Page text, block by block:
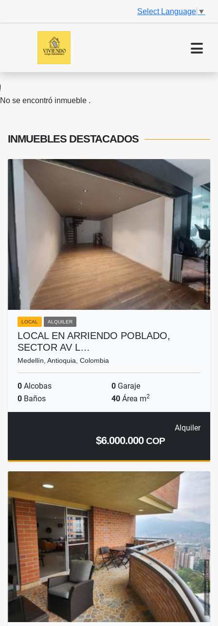
Select Language ▼
No se encontró inmueble .
INMUEBLES DESTACADOS
LOCAL ALQUILER
LOCAL EN ARRIENDO POBLADO,
SECTOR AV L…
Medellín, Antioquia, Colombia
0 Alcobas 0 Garaje
0 Baños 40 Área m2
Alquiler
$6.000.000COP